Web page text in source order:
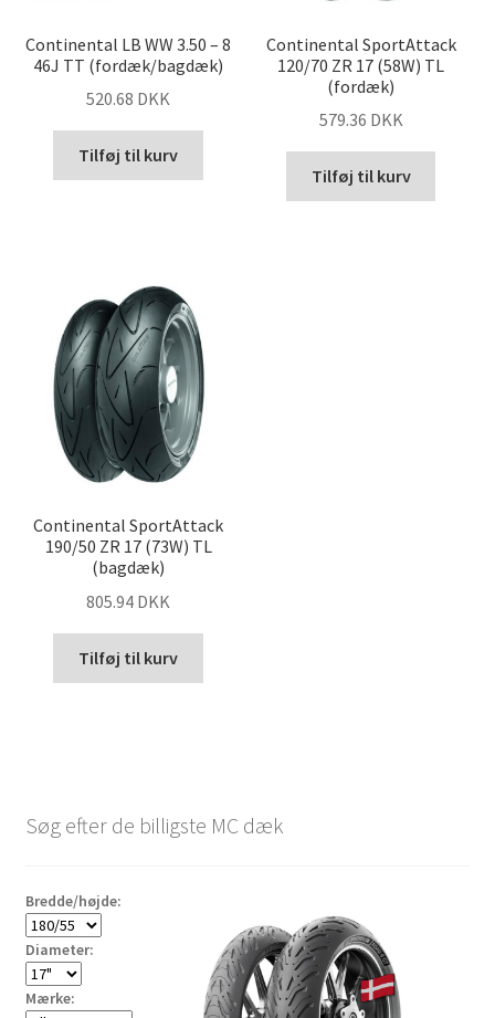
Continental LB WW 3.50 – 8
46J TT (fordæk/bagdæk)
520.68 DKK
Tilføj til kurv
Continental SportAttack
120/70 ZR 17 (58W) TL
(fordæk)
579.36 DKK
Tilføj til kurv
Continental SportAttack
190/50 ZR 17 (73W) TL
(bagdæk)
805.94 DKK
Tilføj til kurv
Søg efter de billigste MC dæk
Bredde/højde:
Diameter:
Mærke: